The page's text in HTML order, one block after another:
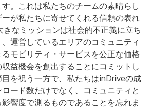
。これは私たちのチームの素晴らし
が私たちに寄せてくれる信頼の表れ
なミッションは社会的不正義に立ち
運営しているエリアのコミュニティ
モビリティ・サービスを公正な価格
益機会を創出することにコミットし
を祝う一方で、私たちはinDriveの成
ード数だけでなく、コミュニティと
響度で測るものであることを忘れま